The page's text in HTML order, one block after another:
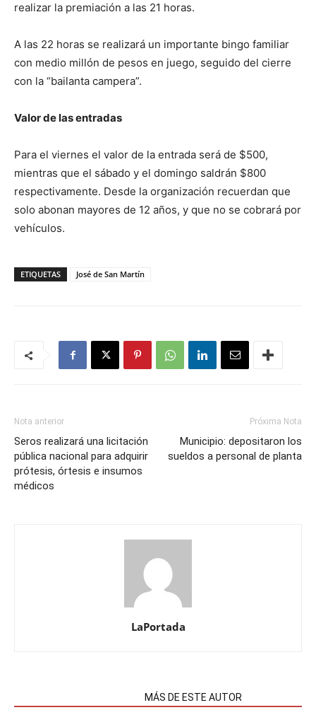
realizar la premiación a las 21 horas.
A las 22 horas se realizará un importante bingo familiar
con medio millón de pesos en juego, seguido del cierre
con la “bailanta campera”.
Valor de las entradas
Para el viernes el valor de la entrada será de $500,
mientras que el sábado y el domingo saldrán $800
respectivamente. Desde la organización recuerdan que
solo abonan mayores de 12 años, y que no se cobrará por
vehículos.
ETIQUETAS José de San Martín
Nota anterior
Seros realizará una licitación
pública nacional para adquirir
prótesis, órtesis e insumos
médicos
Próxima Nota
Municipio: depositaron los
sueldos a personal de planta
LaPortada
MÁS DE ESTE AUTOR